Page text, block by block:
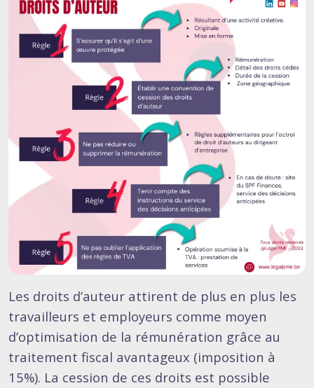
Les droits d’auteur attirent de plus en plus les
travailleurs et employeurs comme moyen
d’optimisation de la rémunération grâce au
traitement fiscal avantageux (imposition à
15%). La cession de ces droits est possible